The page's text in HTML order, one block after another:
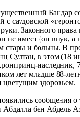
Бандар
с саудовской
руки. Законного права
не имеет (он внук, а
стары и больны. В
Султан, в этом (18
наследник,
лет младше 88-
цветущим здоровьем.
сообщения о
бен Абдель